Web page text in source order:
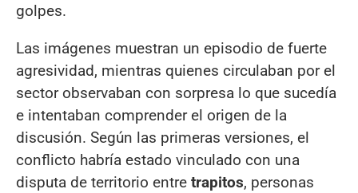
golpes.
Las imágenes muestran un episodio de fuerte
agresividad, mientras quienes circulaban por el
sector observaban con sorpresa lo que sucedía
e intentaban comprender el origen de la
discusión. Según las primeras versiones, el
conflicto habría estado vinculado con una
disputa de territorio entre trapitos, personas